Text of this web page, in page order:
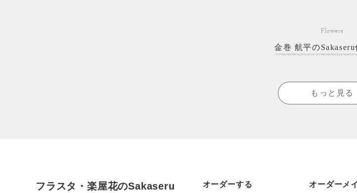
Flowers
金巻 航平のSakaseru
もっと見る
フラスタ・楽屋花のSakaseru オーダーする オーダーメ